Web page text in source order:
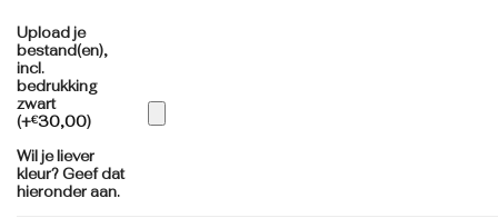
Upload je
bestand(en),
incl.
bedrukking
zwart
(+€30,00)
Wil je liever
kleur? Geef dat
hieronder aan.